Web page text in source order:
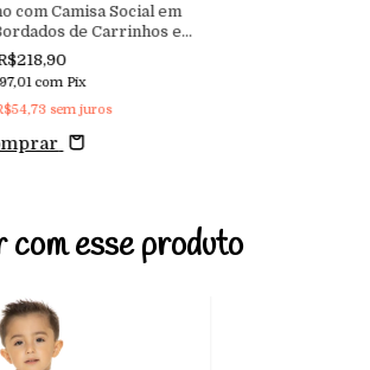
com Camisa Social em
de Carrinhos e
Sarja com Elastano
com Pix
sem juros
esse produto